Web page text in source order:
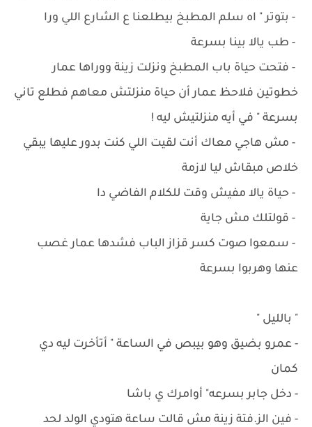
‏- بتوتر " اه سلم المطبخ بيطلعنا ع الشارع اللي ورا
‏- طب يالا بينا بسرعة
‏- فتحت حياة باب المطبخ ونزلت زينة ووراها عمار
خطوتين فلاحظ عمار أن حياة منزلتش معاهم فطلع تاني
بسرعة " في أيه منزلتيش ليه !
‏- مش هاجي معاك أنت لقيت اللي كنت بدور عليها يبقي
خلاص مبقاش ليا لازمة
‏- حياة يالا مفيش وقت للكلام الفاضي دا
‏- قولتلك مش جاية
‏- سمعوا صوت كسر قزاز الباب فشدها عمار غصب
عنها وهربوا بسرعة
" بالليل "
- عمرو بضيق وهو بيبص في الساعة " أتأخرت ليه دي
كمان
- ‏دخل جابر بسرعه" أوامرك ي باشا
- ‏فين الز.فتة زينة مش قالت ساعة هتودي الولد لحد